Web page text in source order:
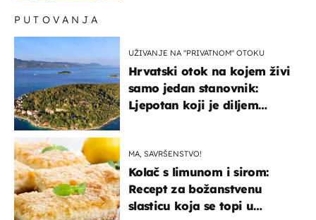
PUTOVANJA
UŽIVANJE NA "PRIVATNOM" OTOKU
Hrvatski otok na kojem živi
samo jedan stanovnik:
Ljepotan koji je diljem
MA, SAVRŠENSTVO!
Kolač s limunom i sirom:
Recept za božanstvenu
slasticu koja se topi u